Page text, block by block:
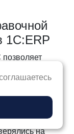
1С:ERP
для
алгоритмы
больше
на